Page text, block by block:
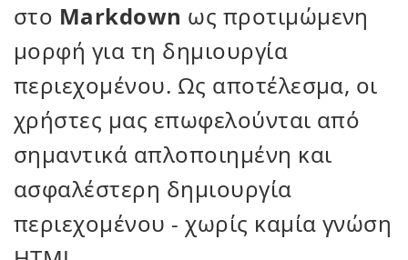
στο Markdown ως προτιμώμενη
μορφή για τη δημιουργία
περιεχομένου. Ως αποτέλεσμα, οι
χρήστες μας επωφελούνται από
σημαντικά απλοποιημένη και
ασφαλέστερη δημιουργία
περιεχομένου - χωρίς καμία γνώση